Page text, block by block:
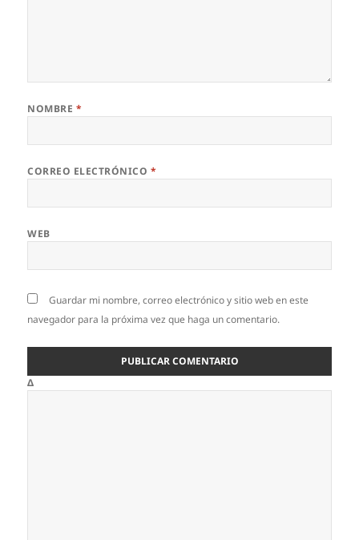
NOMBRE *
CORREO ELECTRÓNICO *
WEB
Guardar mi nombre, correo electrónico y sitio web en este
navegador para la próxima vez que haga un comentario.
Δ